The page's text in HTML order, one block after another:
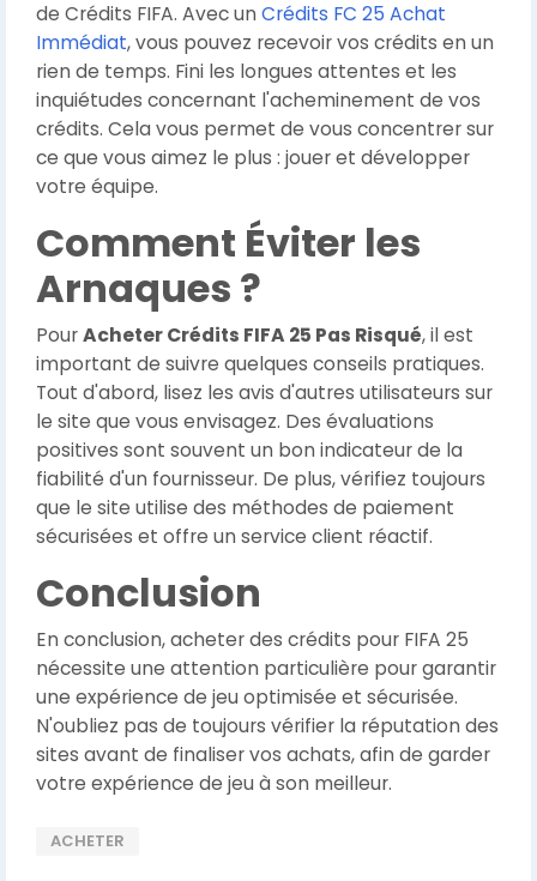
de Crédits FIFA. Avec un Crédits FC 25 Achat
Immédiat, vous pouvez recevoir vos crédits en un
rien de temps. Fini les longues attentes et les
inquiétudes concernant l'acheminement de vos
crédits. Cela vous permet de vous concentrer sur
ce que vous aimez le plus : jouer et développer
votre équipe.
Comment Éviter les
Arnaques ?
PourAcheter Crédits FIFA 25 Pas Risqué, il est
important de suivre quelques conseils pratiques.
Tout d'abord, lisez les avis d'autres utilisateurs sur
le site que vous envisagez. Des évaluations
positives sont souvent un bon indicateur de la
fiabilité d'un fournisseur. De plus, vérifiez toujours
que le site utilise des méthodes de paiement
sécurisées et offre un service client réactif.
Conclusion
En conclusion, acheter des crédits pour FIFA 25
nécessite une attention particulière pour garantir
une expérience de jeu optimisée et sécurisée.
N'oubliez pas de toujours vérifier la réputation des
sites avant de finaliser vos achats, afin de garder
votre expérience de jeu à son meilleur.
ACHETER